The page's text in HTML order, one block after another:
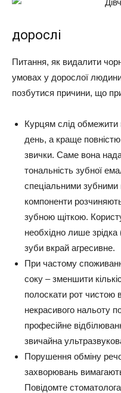
дорослі
Питання, як видалити
умовах у дорослої
позбутися причини, що
Курцям слід обмежити
день, а краще
звички. Саме вона
тональність зубної
спеціальними зубними
компоненти
зубною щіткою.
необхідно лише зрідка
зуби вкрай агресивне.
При частому
соку – зменшити
полоскати рот чистою
некрасивого нальоту
професійне
звичайна
Порушення обміну
захворювань
Повідомте